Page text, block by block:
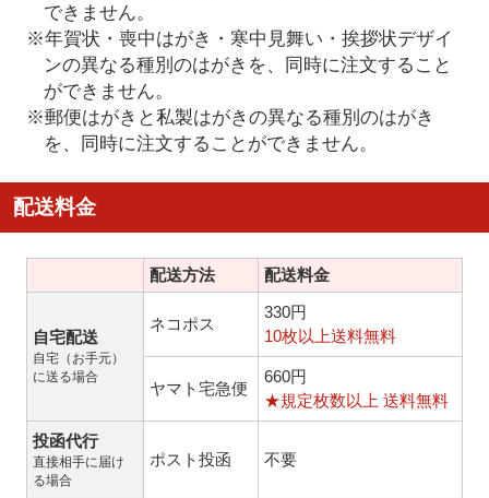
できません。
※年賀状・喪中はがき・寒中見舞い・挨拶状デザイ
ンの異なる種別のはがきを、同時に注文すること
ができません。
※郵便はがきと私製はがきの異なる種別のはがき
を、同時に注文することができません。
配送料金
配送方法 配送料金
自宅配送
自宅（お手元）
に送る場合
ネコポス
330円
10枚以上送料無料
ヤマト宅急便
660円
★規定枚数以上 送料無料
投函代行
直接相手に届け
る場合
ポスト投函 不要